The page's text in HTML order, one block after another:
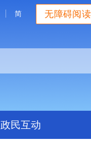
无障碍阅读
简
政民互动